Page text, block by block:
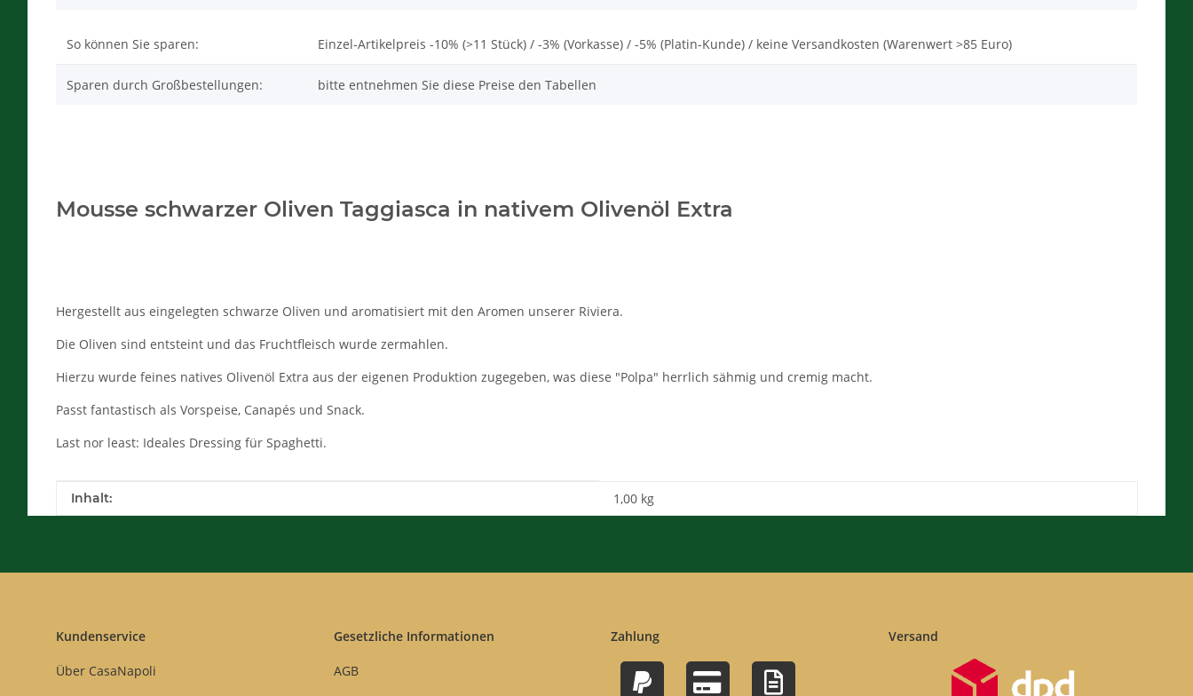
So können Sie sparen: Einzel-Artikelpreis -10% (>11 Stück) / -3% (Vorkasse) / -5% (Platin-Kunde) / keine Versandkosten (Warenwert >85 Euro)
Sparen durch Großbestellungen: bitte entnehmen Sie diese Preise den Tabellen
Mousse schwarzer Oliven Taggiasca in nativem Olivenöl Extra
Hergestellt aus eingelegten schwarze Oliven und aromatisiert mit den Aromen unserer Riviera.
Die Oliven sind entsteint und das Fruchtfleisch wurde zermahlen.
Hierzu wurde feines natives Olivenöl Extra aus der eigenen Produktion zugegeben, was diese "Polpa" herrlich sähmig und cremig macht.
Passt fantastisch als Vorspeise, Canapés und Snack.
Last nor least: Ideales Dressing für Spaghetti.
Produkteigenschaft
Wert
Inhalt: 1,00 kg
Kundenservice
Über CasaNapoli
Gesetzliche Informationen
AGB
Zahlung Versand